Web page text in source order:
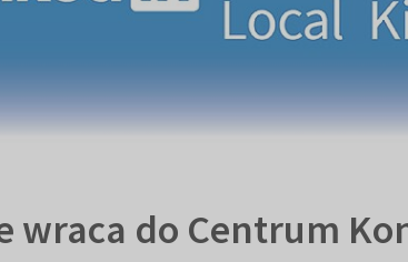
wraca do Centrum